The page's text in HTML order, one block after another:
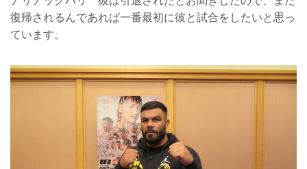
復帰されるんであれば一番最初に彼と試合をしたいと思っ
ています。